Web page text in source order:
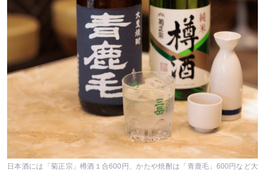
日本酒には「菊正宗」樽酒１合600円、かたや焼酎は「青鹿毛」600円など大